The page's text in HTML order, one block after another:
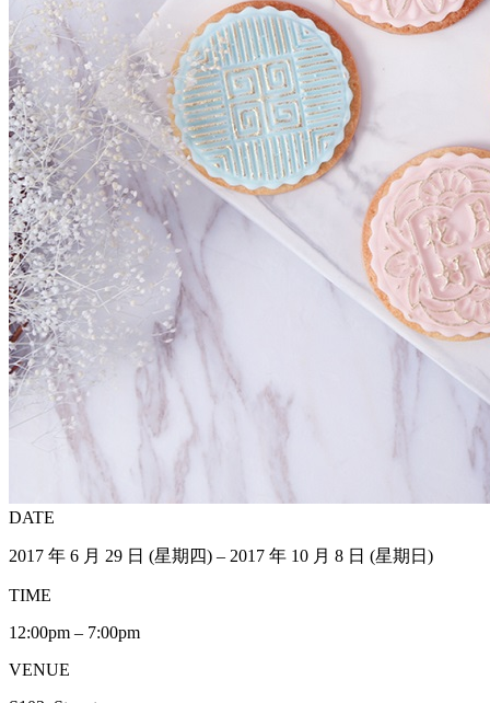
DATE
2017 年 6 月 29 日 (星期四) – 2017 年 10 月 8 日 (星期日)
TIME
12:00pm – 7:00pm
VENUE